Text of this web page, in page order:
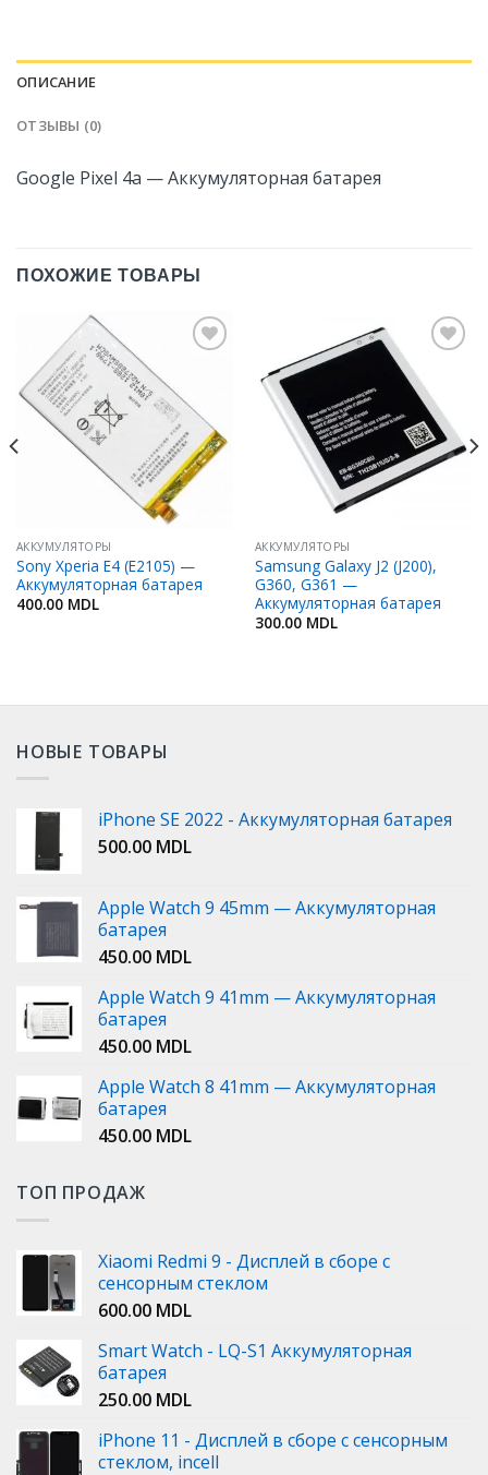
ОПИСАНИЕ
ОТЗЫВЫ (0)
Google Pixel 4a — Аккумуляторная батарея
ПОХОЖИЕ ТОВАРЫ
Избранное
АККУМУЛЯТОРЫ
Sony Xperia E4 (E2105) —
Аккумуляторная батарея
400.00 MDL
Добавить
в
Избранное
АККУМУЛЯТОРЫ
Samsung Galaxy J2 (J200),
G360, G361 —
Аккумуляторная батарея
300.00 MDL
НОВЫЕ ТОВАРЫ
iPhone SE 2022 - Аккумуляторная батарея
500.00 MDL
Apple Watch 9 45mm — Аккумуляторная
батарея
450.00 MDL
Apple Watch 9 41mm — Аккумуляторная
батарея
450.00 MDL
Apple Watch 8 41mm — Аккумуляторная
батарея
450.00 MDL
ТОП ПРОДАЖ
Xiaomi Redmi 9 - Дисплей в сборе с
сенсорным стеклом
600.00 MDL
Smart Watch - LQ-S1 Аккумуляторная
батарея
250.00 MDL
iPhone 11 - Дисплей в сборе с сенсорным
стеклом, incell